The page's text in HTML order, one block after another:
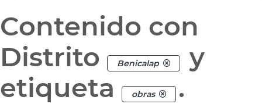
Contenido con
Distrito
Benicalap
y
etiqueta
obras .